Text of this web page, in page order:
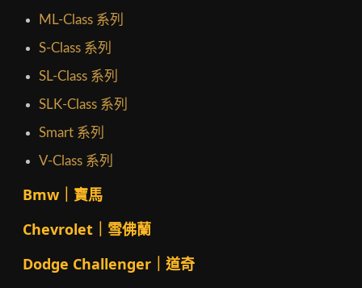
ML-Class 系列
S-Class 系列
SL-Class 系列
SLK-Class 系列
Smart 系列
V-Class 系列
Bmw｜寶馬
Chevrolet｜雪佛蘭
Dodge Challenger｜道奇